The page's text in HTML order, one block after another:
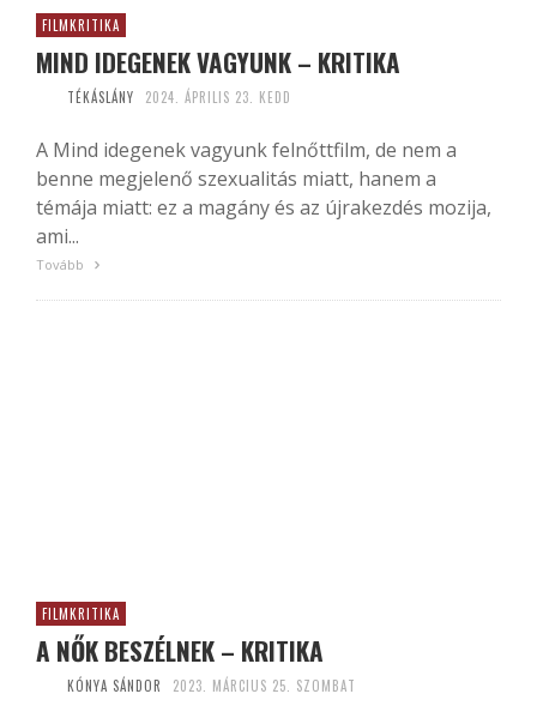
FILMKRITIKA
MIND IDEGENEK VAGYUNK – KRITIKA
TÉKÁSLÁNY 2024. ÁPRILIS 23. KEDD
A Mind idegenek vagyunk felnőttfilm, de nem a
benne megjelenő szexualitás miatt, hanem a
témája miatt: ez a magány és az újrakezdés mozija,
ami...
Tovább
FILMKRITIKA
A NŐK BESZÉLNEK – KRITIKA
KÓNYA SÁNDOR 2023. MÁRCIUS 25. SZOMBAT